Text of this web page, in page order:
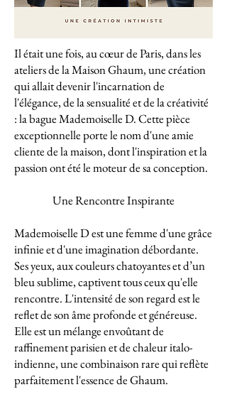
Il était une fois, au cœur de Paris, dans les
ateliers de la Maison Ghaum, une création
qui allait devenir l'incarnation de
l'élégance, de la sensualité et de la créativité
: la bague Mademoiselle D. Cette pièce
exceptionnelle porte le nom d'une amie
cliente de la maison, dont l'inspiration et la
passion ont été le moteur de sa conception.
Une Rencontre Inspirante
Mademoiselle D est une femme d'une grâce
infinie et d'une imagination débordante.
Ses yeux, aux couleurs chatoyantes et d’un
bleu sublime, captivent tous ceux qu'elle
rencontre. L'intensité de son regard est le
reflet de son âme profonde et généreuse.
Elle est un mélange envoûtant de
raffinement parisien et de chaleur italo-
indienne, une combinaison rare qui reflète
parfaitement l'essence de Ghaum.